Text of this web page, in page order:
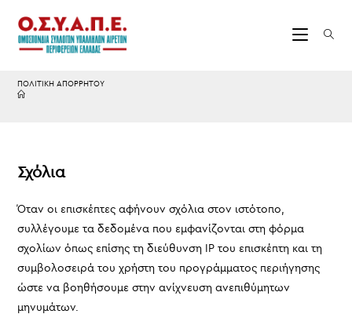
content
ΠΟΛΙΤΙΚΗ ΑΠΟΡΡΗΤΟΥ
Σχόλια
Όταν οι επισκέπτες αφήνουν σχόλια στον ιστότοπο,
συλλέγουμε τα δεδομένα που εμφανίζονται στη φόρμα
σχολίων όπως επίσης τη διεύθυνση IP του επισκέπτη και τη
συμβολοσειρά του χρήστη του προγράμματος περιήγησης
ώστε να βοηθήσουμε στην ανίχνευση ανεπιθύμητων
μηνυμάτων.